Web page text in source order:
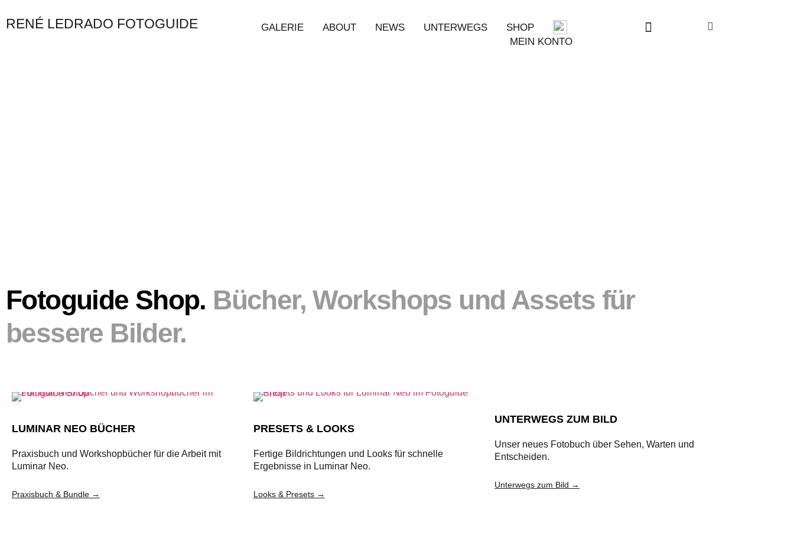
RENÉ LEDRADO FOTOGUIDE GALERIE ABOUT NEWS UNTERWEGS
SHOP
MEIN KONTO
Fotoguide Shop. Bücher, Workshops und Assets für
bessere Bilder.
LUMINAR NEO BÜCHER
Praxisbuch und Workshopbücher für die Arbeit mit
Luminar Neo.
Praxisbuch & Bundle →
PRESETS & LOOKS
Fertige Bildrichtungen und Looks für schnelle
Ergebnisse in Luminar Neo.
Looks & Presets →
UNTERWEGS ZUM BILD
Unser neues Fotobuch über Sehen, Warten und
Entscheiden.
Unterwegs zum Bild →